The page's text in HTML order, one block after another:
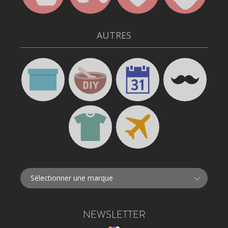
AUTRES
NEWSLETTER